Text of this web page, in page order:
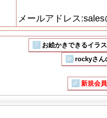
メールアドレス
お絵かきできるイラ
rockyさん
新規会